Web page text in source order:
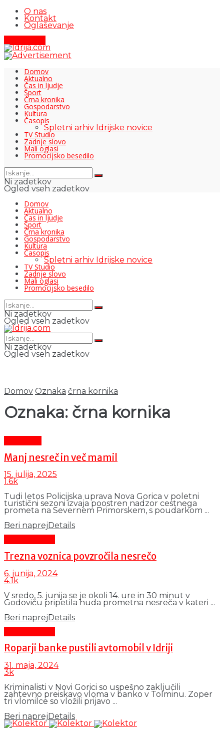
O nas
Kontakt
Oglaševanje
Domov
Aktualno
Čas in ljudje
Šport
Črna kronika
Gospodarstvo
Kultura
Časopis
Spletni arhiv Idrijske novice
TV Studio
Zadnje slovo
Mali oglasi
Promocijsko besedilo
Ni zadetkov
Ogled vseh zadetkov
Domov
Aktualno
Čas in ljudje
Šport
Črna kronika
Gospodarstvo
Kultura
Časopis
Spletni arhiv Idrijske novice
TV Studio
Zadnje slovo
Mali oglasi
Promocijsko besedilo
Ni zadetkov
Ogled vseh zadetkov
Ni zadetkov
Ogled vseh zadetkov
Domov Oznaka črna kornika
Oznaka: črna kornika
Manj nesreč in več mamil
15. julija, 2025
1.6k
Tudi letos Policijska uprava Nova Gorica v poletni
turistični sezoni izvaja poostren nadzor cestnega
prometa na Severnem Primorskem, s poudarkom ...
Beri naprej Details
Trezna voznica povzročila nesrečo
6. junija, 2024
4.1k
V sredo, 5. junija se je okoli 14. ure in 30 minut v
Godoviču pripetila huda prometna nesreča v kateri ...
Beri naprejDetails
Roparji banke pustili avtomobil v Idriji
31. maja, 2024
3k
Kriminalisti v Novi Gorici so uspešno zaključili
zahtevno preiskavo vloma v banko v Tolminu. Zoper
tri vlomilce so vložili prijavo ...
Beri naprej Details